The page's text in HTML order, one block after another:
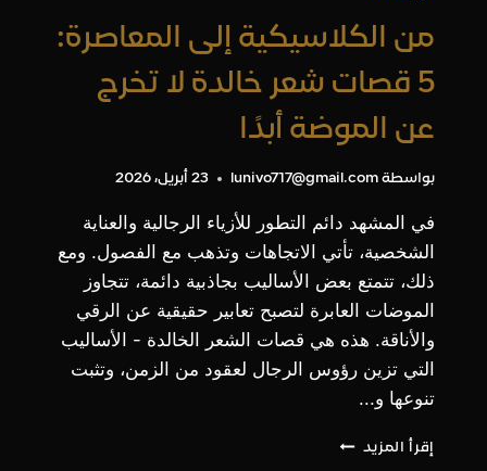
من الكلاسيكية إلى المعاصرة:
5 قصات شعر خالدة لا تخرج
عن الموضة أبدًا
بواسطة lunivo717@gmail.com 23 أبريل، 2026
في المشهد دائم التطور للأزياء الرجالية والعناية
الشخصية، تأتي الاتجاهات وتذهب مع الفصول. ومع
ذلك، تتمتع بعض الأساليب بجاذبية دائمة، تتجاوز
الموضات العابرة لتصبح تعابير حقيقية عن الرقي
والأناقة. هذه هي قصات الشعر الخالدة - الأساليب
التي تزين رؤوس الرجال لعقود من الزمن، وتثبت
تنوعها و...
إقرأ المزيد من